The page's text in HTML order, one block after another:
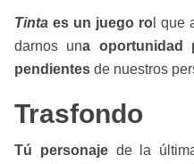
Tinta es un juego ro l que
darnos una oportunidad
pendientes de nuestros
Trasfondo
Tú personajede la